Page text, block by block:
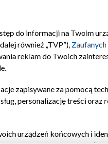
do informacji na Twoim
również „TVP”),
reklam do Twoich
zapisywane za pomocą
personalizację treści oraz
urządzeń końcowych i